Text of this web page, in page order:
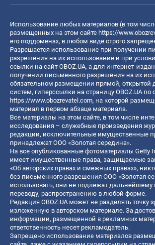
Использование любых материалов (в том
размещенных на этом сайте https://
его поддоменах, в любом виде строго
Разрешается использование при получении
разрешения на их использование и при
ссылки на сайт OBOZ.UA, а для интернет-
получении письменного разрешения на их
обязательном размещении прямой, открытой
систем, гиперссылки на страницу OBOZ.UA по
https://www.obozrevatel.com, на которой
материал в первом абзаце материала.
Все материалы на этом сайте, в том числе
исследования – служебные произведения
редакции, исключительные имущественные
принадлежат ООО «Золотая середина».
На все опубликованные фотоматериалы Getty
имеет имущественные права, защищаемые
«Об авторских правах и смежных правах»,
без письменного разрешения ООО «Золотая
использовать, они не подлежат дальнейшему
переводу, распространению в любой форме.
Редакция OBOZ.UA может не разделять точку
изложенную в авторском материале. За
информации, размещенной в рекламных
ответственность несет рекламодатель.
Запрещено использование материалов